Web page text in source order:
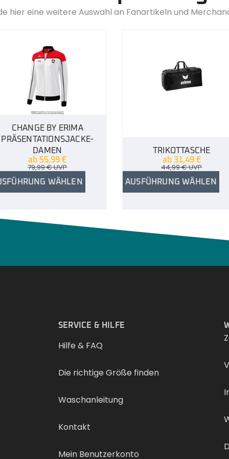
hier eine weitere Auswahl an Fanartikeln und
CHANGE BY ERIMA
PRÄSENTATIONSJACKE-
DAMEN
ab 55,99€
79,99€UVP
WÄHLEN
TRIKOTTASCHE
ab 31,49 €
44,99€UVP
AUSFÜHRUNG WÄHLEN
SERVICE & HILFE
Hilfe & FAQ
Die richtige Größe finden
Waschanleitung
Kontakt
Mein Benutzerkonto